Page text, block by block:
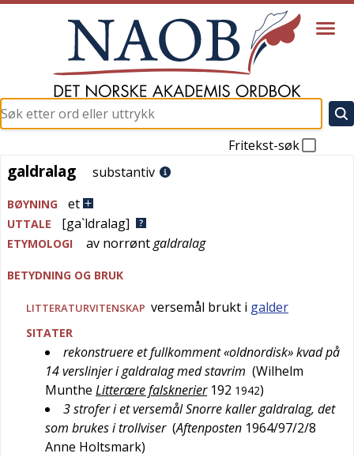
Fritekst-søk
galdralag
galdralag substantiv
BØYNING et
UTTALE [ga`ldralag]
ETYMOLOGI av norrøntgaldralag
BETYDNING OG BRUK
LITTERATURVITENSKAP versemål brukt i galder
SITATER
rekonstruere et fullkomment «oldnordisk» kvad på
14 verslinjer i galdralag med stavrim (Wilhelm
Munthe Litterære falsknerier 192 1942)
3 strofer i et versemål Snorre kaller galdralag, det
som brukes i trollviser (Aftenposten 1964/97/2/8
Anne Holtsmark)